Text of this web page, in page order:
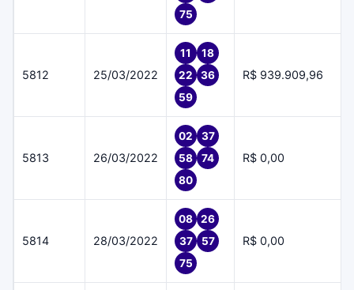
75
5812 25/03/2022
11
18
22
36
59
R$ 939.909,96
5813 26/03/2022
02
37
58
74
80
R$ 0,00
5814 28/03/2022
08
26
37
57
75
R$ 0,00